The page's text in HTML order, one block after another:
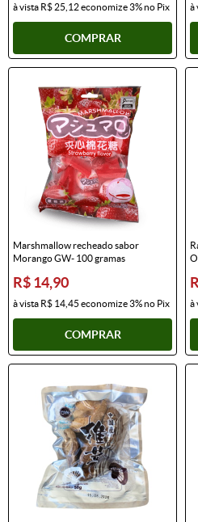
à vista R$ 25,12economize3%no Pix
COMPRAR
à
Marshmallow recheado sabor
Morango GW- 100 gramas
R$ 14,90
à vista R$ 14,45 economize3%no Pix
COMPRAR
à